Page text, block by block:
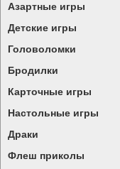
Азартные игры
Детские игры
Головоломки
Бродилки
Карточные игры
Настольные игры
Драки
Флеш приколы